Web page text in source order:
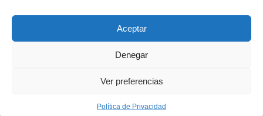
Aceptar
Denegar
Ver preferencias
Política de Privacidad
© 2025 OsaBus © Todos los derechos reservados.
Solicite un presupuesto
Solicite un presupuesto